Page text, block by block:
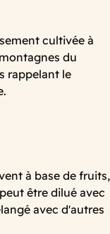
cultivée à
du
rappelant le
à base de fruits,
être dilué avec
avec d'autres